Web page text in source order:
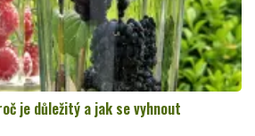
je důležitý a jak se vyhnout